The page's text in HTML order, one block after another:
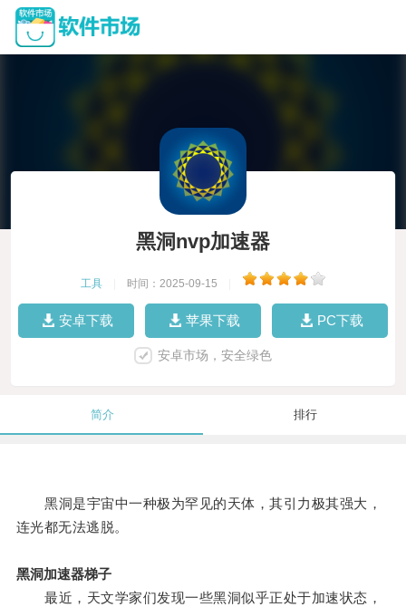
黑洞nvp加速器
工具 时间：2025-09-15
安卓下载 苹果下载 PC下载
安卓市场，安全绿色
简介 排行
黑洞是宇宙中一种极为罕见的天体，其引力极其强大，
连光都无法逃脱。
黑洞加速器梯子
最近，天文学家们发现一些黑洞似乎正处于加速状态，